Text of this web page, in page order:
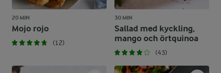
20 MIN
Mojo rojo
(12)
30 MIN
Sallad med kyckling,
mango och örtquinoa
(43)